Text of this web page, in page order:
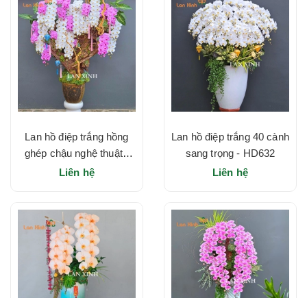
Lan hồ điệp trắng hồng
ghép chậu nghệ thuật -
HD633
Liên hệ
Lan hồ điệp trắng 40 cành
sang trọng - HD632
Liên hệ